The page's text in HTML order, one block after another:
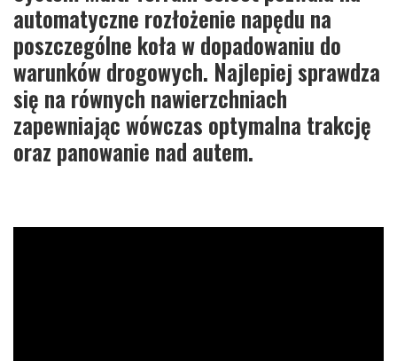
automatyczne rozłożenie napędu na
poszczególne koła w dopadowaniu do
warunków drogowych. Najlepiej sprawdza
się na równych nawierzchniach
zapewniając wówczas optymalna trakcję
oraz panowanie nad autem.